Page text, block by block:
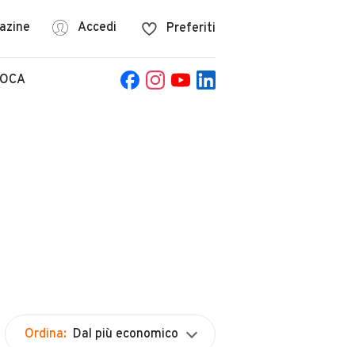
Accedi Preferiti
Ordina: Dal più economico